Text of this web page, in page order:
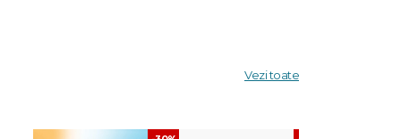
Vezi toate